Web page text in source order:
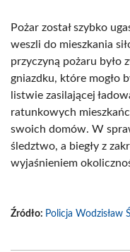
Pożar został szybko
weszli do mieszkania
przyczyną pożaru było
gniazdku, które mogło
listwie zasilającej
ratunkowych
swoich domów. W
śledztwo, a biegły z
wyjaśnieniem
Źródło: Policja Wodzisław